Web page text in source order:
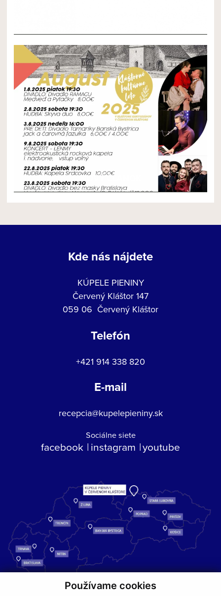
Používame cookies
NOVÝ ČLÁNOK
Kde nás nájdete
KÚPELE PIENINY
Červený Kláštor 147
059 06 Červený Kláštor
Telefón
+421 914 338 820
E-mail
recepcia@kupelepieniny.sk
Sociálne siete
facebook instagram youtube